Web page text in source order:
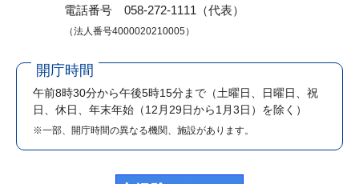
電話番号 058-272-1111（代表）
（法人番号4000020210005）
開庁時間
午前8時30分から午後5時15分まで （土曜日、日曜日、祝
日、休日、年末年始（12月29日から1月3日）を除く）
※一部、開庁時間の異なる機関、施設があります。